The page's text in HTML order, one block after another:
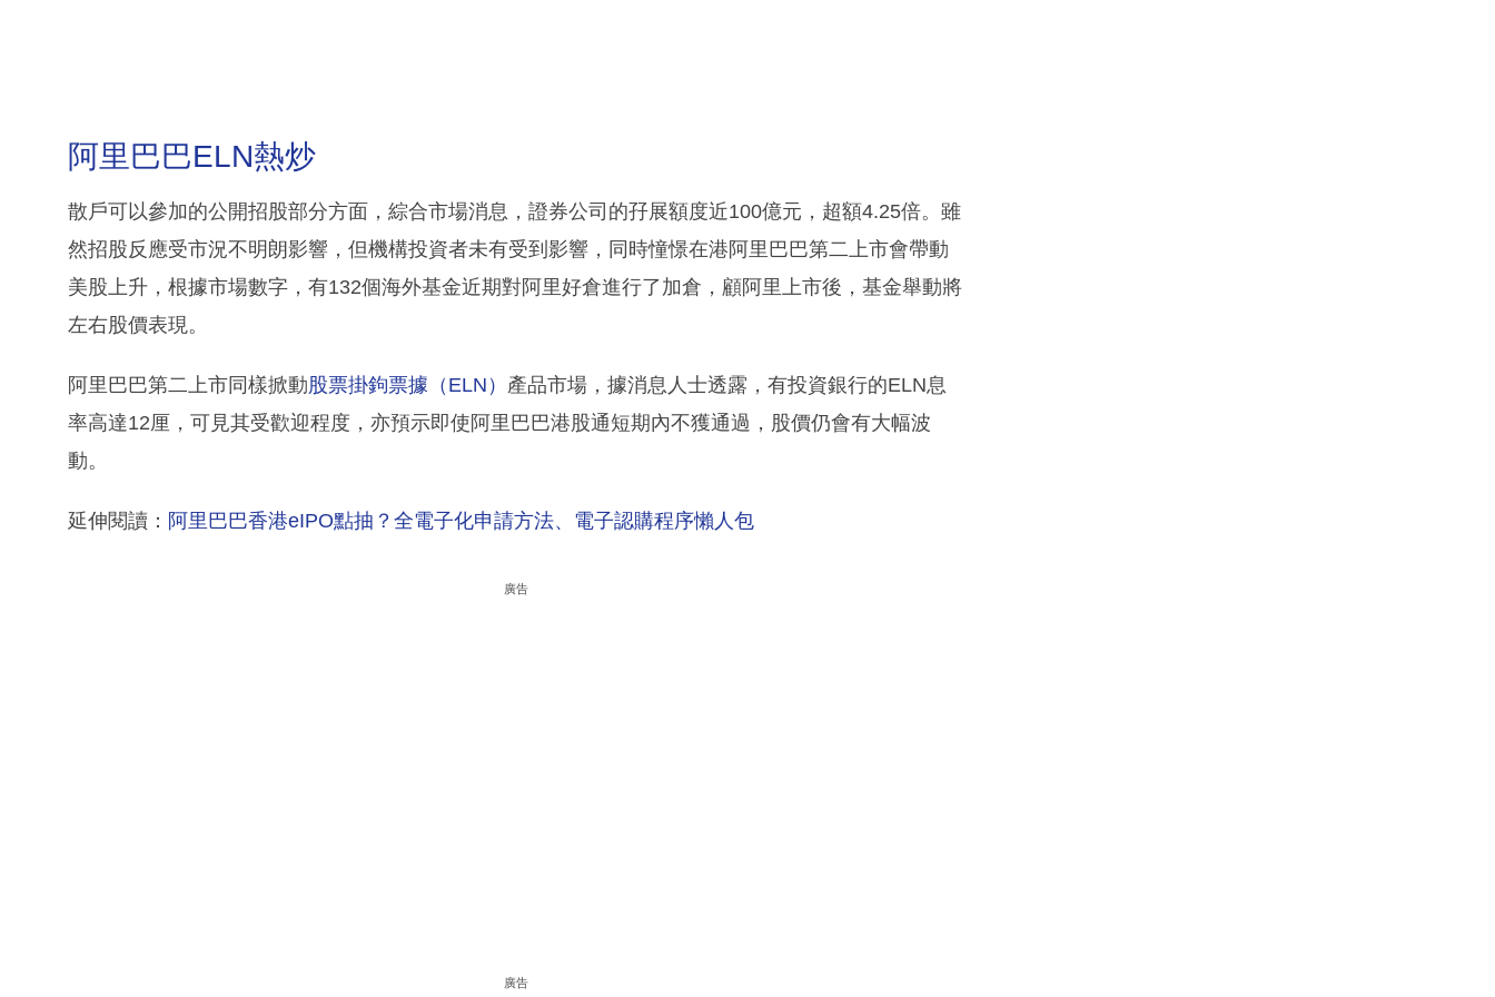
阿里巴巴ELN熱炒
散戶可以參加的公開招股部分方面，綜合市場消息，證券公司的孖展額度近100億元，超額4.25倍。雖
然招股反應受市況不明朗影響，但機構投資者未有受到影響，同時憧憬在港阿里巴巴第二上市會帶動
美股上升，根據市場數字，有132個海外基金近期對阿里好倉進行了加倉，顧阿里上市後，基金舉動將
左右股價表現。
阿里巴巴第二上市同樣掀動股票掛鉤票據（ELN） 產品市場，據消息人士透露，有投資銀行的ELN息
率高達12厘，可見其受歡迎程度，亦預示即使阿里巴巴港股通短期內不獲通過，股價仍會有大幅波
動。
延伸閱讀： 阿里巴巴香港eIPO點抽？全電子化申請方法、電子認購程序懶人包
廣告
廣告